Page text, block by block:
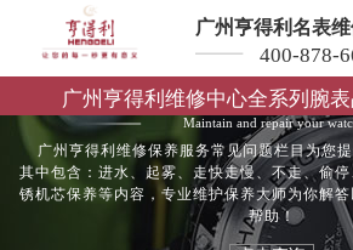
广州亨得利名表
400-878-
广州亨得利维修中心全系列腕
手表常见问题
Maintain and repair your
广州亨得利维修保养服务常见问题栏目为您提
其中包含：进水、起雾、走快走慢、不走、偷
锈机芯保养等内容，专业维护保养大师为你解
帮助！